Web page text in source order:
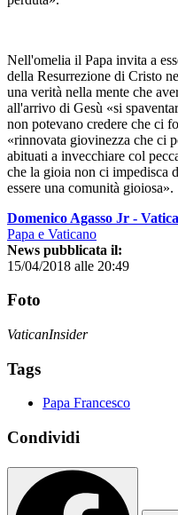
Nell'omelia il Papa invita a
della Resurrezione di Cristo
una verità nella mente che
all'arrivo di Gesù «si
non potevano credere che ci
«rinnovata giovinezza che ci
abituati a invecchiare col
che la gioia non ci impedisca
essere una comunità gioiosa».
Domenico Agasso Jr -
Papa e Vaticano
News pubblicata il:
15/04/2018 alle 20:49
Foto
VaticanInsider
Tags
Papa Francesco
Condividi